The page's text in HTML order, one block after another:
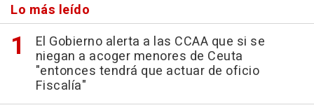
Lo más leído
El Gobierno alerta a las CCAA que si se
niegan a acoger menores de Ceuta
"entonces tendrá que actuar de oficio
Fiscalía"